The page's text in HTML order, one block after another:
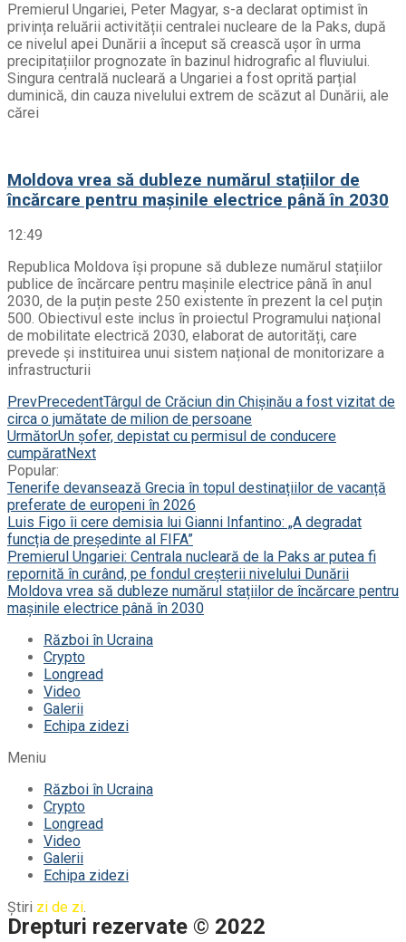
Premierul Ungariei, Peter Magyar, s-a declarat optimist în
privința reluării activității centralei nucleare de la Paks, după
ce nivelul apei Dunării a început să crească ușor în urma
precipitațiilor prognozate în bazinul hidrografic al fluviului.
Singura centrală nucleară a Ungariei a fost oprită parțial
duminică, din cauza nivelului extrem de scăzut al Dunării, ale
cărei
Moldova vrea să dubleze numărul stațiilor de
încărcare pentru mașinile electrice până în 2030
12:49
Republica Moldova își propune să dubleze numărul stațiilor
publice de încărcare pentru mașinile electrice până în anul
2030, de la puțin peste 250 existente în prezent la cel puțin
500. Obiectivul este inclus în proiectul Programului național
de mobilitate electrică 2030, elaborat de autorități, care
prevede și instituirea unui sistem național de monitorizare a
infrastructurii
PrevPrecedentTârgul de Crăciun din Chișinău a fost vizitat de
circa o jumătate de milion de persoane
UrmătorUn șofer, depistat cu permisul de conducere
cumpăratNext
Popular:
Tenerife devansează Grecia în topul destinațiilor de vacanță
preferate de europeni în 2026
Luis Figo îi cere demisia lui Gianni Infantino: „A degradat
funcția de președinte al FIFA”
Premierul Ungariei: Centrala nucleară de la Paks ar putea fi
repornită în curând, pe fondul creșterii nivelului Dunării
Moldova vrea să dubleze numărul stațiilor de încărcare pentru
mașinile electrice până în 2030
Război în Ucraina
Crypto
Longread
Video
Galerii
Echipa zidezi
Meniu
Război în Ucraina
Crypto
Longread
Video
Galerii
Echipa zidezi
Știri zi de zi.
Drepturi rezervate © 2022